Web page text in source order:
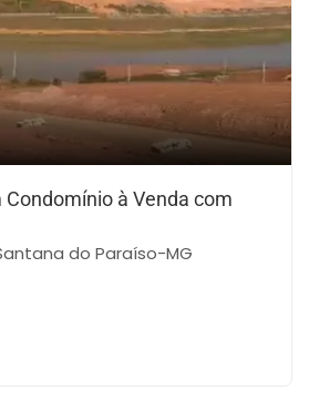
à Venda com
do Paraíso-MG